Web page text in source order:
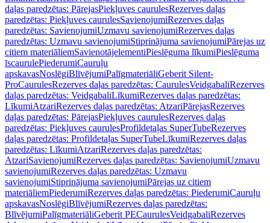
daļas paredzētas: PārejasPiekļuves caurulesRezerves daļas
paredzētas: Piekļuves caurulesSavienojumiRezerves daļas
paredzētas: SavienojumiUzmavu savienojumiRezerves daļas
paredzētas: Uzmavu savienojumiStiprinājuma savienojumiPārejas uz
citiem materiāliemSavienotājelementiPieslēguma līkumiPieslēguma
īscaurulePiederumiCauruļu
apskavasNoslēgiBlīvējumiPalīgmateriāliGeberit Silent-
ProCaurulesRezerves daļas paredzētas: CaurulesVeidgabaliRezerves
daļas paredzētas: VeidgabaliLīkumiRezerves daļas paredzētas:
LīkumiAtzariRezerves daļas paredzētas: AtzariPārejasRezerves
daļas paredzētas: PārejasPiekļuves caurulesRezerves daļas
paredzētas: Piekļuves caurulesProfildetaļas SuperTubeRezerves
daļas paredzētas: Profildetaļas SuperTubeLīkumiRezerves daļas
paredzētas: LīkumiAtzariRezerves daļas paredzētas:
AtzariSavienojumiRezerves daļas paredzētas: SavienojumiUzmavu
savienojumiRezerves daļas paredzētas: Uzmavu
savienojumiStiprinājuma savienojumiPārejas uz citiem
materiāliemPiederumiRezerves daļas paredzētas: PiederumiCauruļu
apskavasNoslēgiBlīvējumiRezerves daļas paredzētas:
BlīvējumiPalīgmateriāliGeberit PECaurulesVeidgabaliRezerves